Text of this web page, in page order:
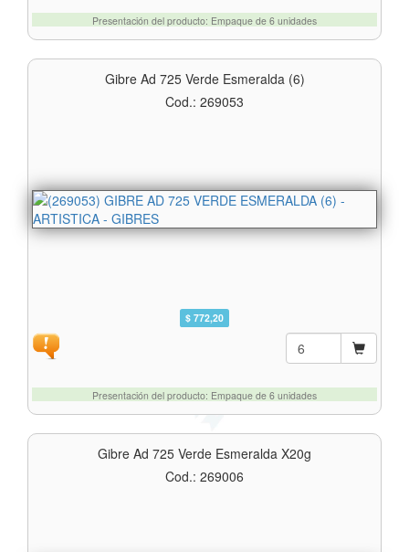
Presentación del producto: Empaque de 6 unidades
Gibre Ad 725 Verde Esmeralda (6)
Cod.: 269053
$ 772,20
Presentación del producto: Empaque de 6 unidades
Gibre Ad 725 Verde Esmeralda X20g
Cod.: 269006